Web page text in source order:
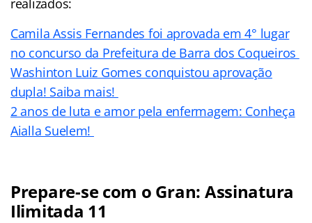
realizados:
Camila Assis Fernandes foi aprovada em 4° lugar
no concurso da Prefeitura de Barra dos Coqueiros
Washinton Luiz Gomes conquistou aprovação
dupla! Saiba mais!
2 anos de luta e amor pela enfermagem: Conheça
Aialla Suelem!
Prepare-se com o Gran: Assinatura
Ilimitada 11